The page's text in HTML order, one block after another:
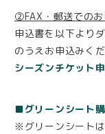
②FAX・郵送での
申込書を以下より
のうえお申込みくだ
シーズンチケット
■グリーンシート
※グリーンシート